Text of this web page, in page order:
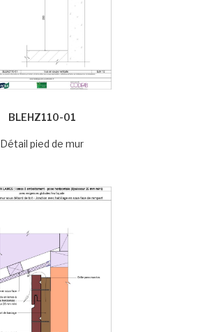
BLEHZ110-01
Détail pied de mur